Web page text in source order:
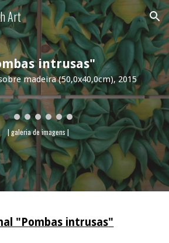
Skip to navigation
Art
intrusas"
madeira(50,0x40,0cm), 2015
| galeria de imagens |
"Pombas intrusas"